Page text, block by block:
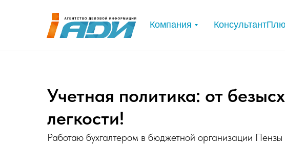
Компания
Учетная политика: от
легкости!
Работаю бухгалтером в бюджетной организации Пензы